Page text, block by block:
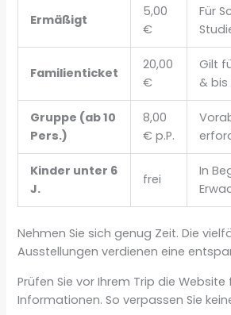
Ermäßigt
5,00
€
Für
Familienticket
20,00
€
Gilt
& bis
Gruppe (ab 10
Pers.)
8,00
€ p.P.
Kinder unter 6
J.
frei
In
Nehmen Sie sich genug Zeit. Die
Ausstellungen verdienen eine
Prüfen Sie vor Ihrem Trip die Website
Informationen. So verpassen Sie